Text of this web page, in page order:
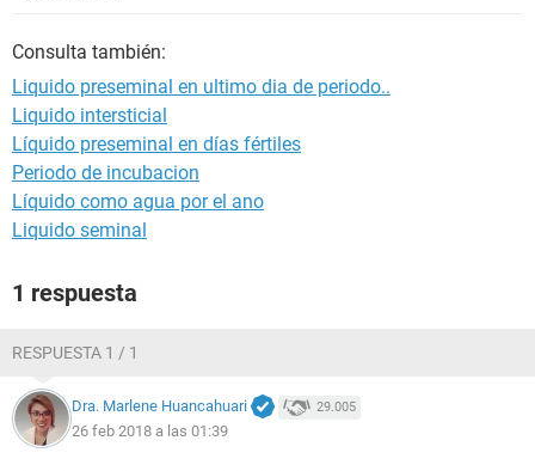
Consulta también:
Liquido preseminal en ultimo dia de periodo..
Liquido intersticial
Líquido preseminal en días fértiles
Periodo de incubacion
Líquido como agua por el ano
Liquido seminal
1 respuesta
RESPUESTA 1 / 1
Dra. Marlene Huancahuari 29.005
26 feb 2018 a las 01:39